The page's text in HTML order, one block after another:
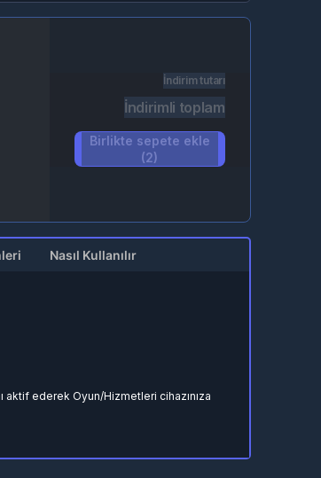
İndirim tutarı
İndirimli toplam
Birlikte sepete ekle
(2)
Nasıl Kullanılır
aktif ederek Oyun/Hizmetleri cihazınıza